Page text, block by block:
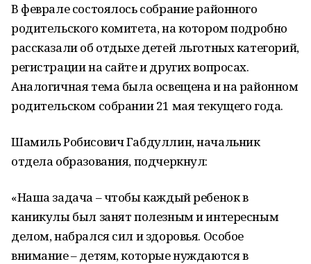
В феврале состоялось собрание районного
родительского комитета, на котором подробно
рассказали об отдыхе детей льготных категорий,
регистрации на сайте и других вопросах.
Аналогичная тема была освещена и на районном
родительском собрании 21 мая текущего года.
Шамиль Робисович Габдуллин, начальник
отдела образования, подчеркнул:
«Наша задача – чтобы каждый ребенок в
каникулы был занят полезным и интересным
делом, набрался сил и здоровья. Особое
внимание – детям, которые нуждаются в